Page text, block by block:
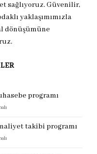
sağlıyoruz. Güvenilir,
yaklaşımımızla
dönüşümüne
programı
takibi programı